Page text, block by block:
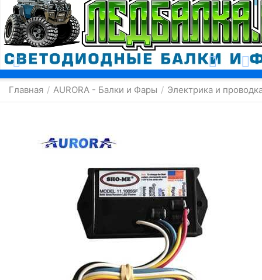
Москва
Главная / AURORA - Балки и Фары / Электрика и